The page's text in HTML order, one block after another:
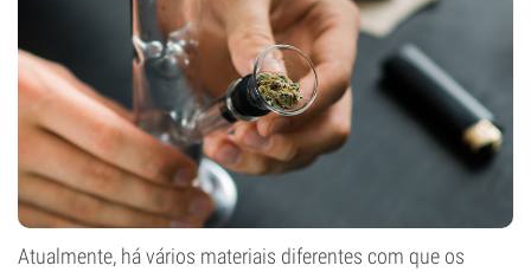
Atualmente, há vários materiais diferentes com que os